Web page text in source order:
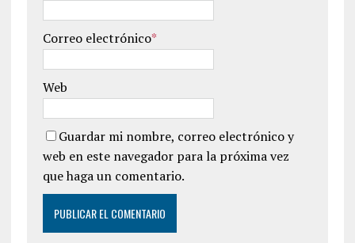
Correo electrónico*
Web
Guardar mi nombre, correo electrónico y
web en este navegador para la próxima vez
que haga un comentario.